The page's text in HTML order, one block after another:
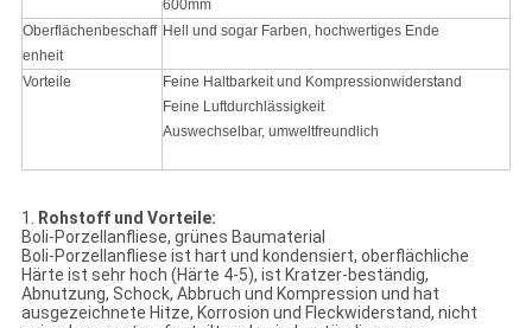
600mm
Oberflächenbeschaff
enheit
Hell und sogar Farben, hochwertiges Ende
Vorteile
Feine Haltbarkeit und Kompressionwiderstand
Feine Luftdurchlässigkeit
Auswechselbar, umweltfreundlich
1. Rohstoff und Vorteile:
Boli-Porzellanfliese, grünes Baumaterial
Boli-Porzellanfliese ist hart und kondensiert, oberflächliche
Härte ist sehr hoch (Härte 4-5), ist Kratzer-beständig,
Abnutzung, Schock, Abbruch und Kompression und hat
ausgezeichnete Hitze, Korrosion und Fleckwiderstand, nicht